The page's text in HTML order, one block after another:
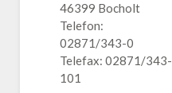
46399 Bocholt
Telefon:
02871/343-0
Telefax: 02871/343-
101